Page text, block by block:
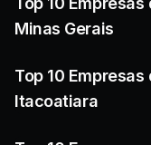
Minas Gerais
Top 10
Itacoatiara